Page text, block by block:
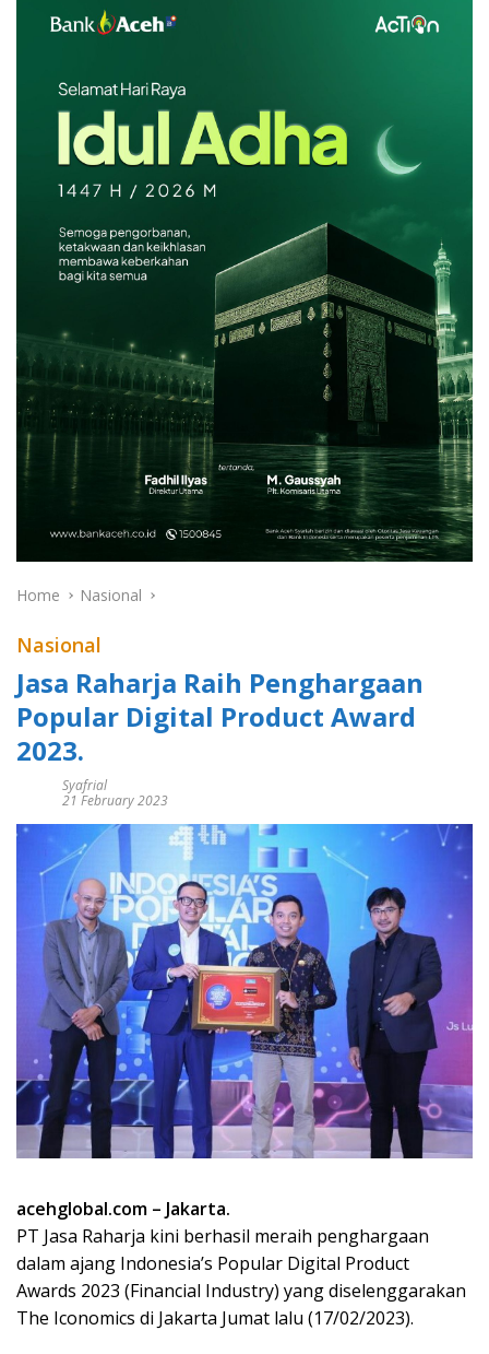
Home Nasional
Nasional
Jasa Raharja Raih Penghargaan
Popular Digital Product Award
2023.
Syafrial
21 February 2023
acehglobal.com – Jakarta.
PT Jasa Raharja kini berhasil meraih penghargaan
dalam ajang Indonesia’s Popular Digital Product
Awards 2023 (Financial Industry) yang diselenggarakan
The Iconomics di Jakarta Jumat lalu (17/02/2023).